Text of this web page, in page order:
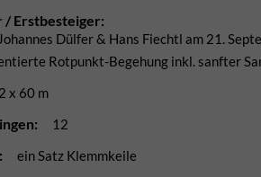
/ Erstbesteiger:
Dülfer & Hans Fiechtl am 21.
Rotpunkt-Begehung inkl. sanfter
2 x 60 m
12
ein Satz Klemmkeile